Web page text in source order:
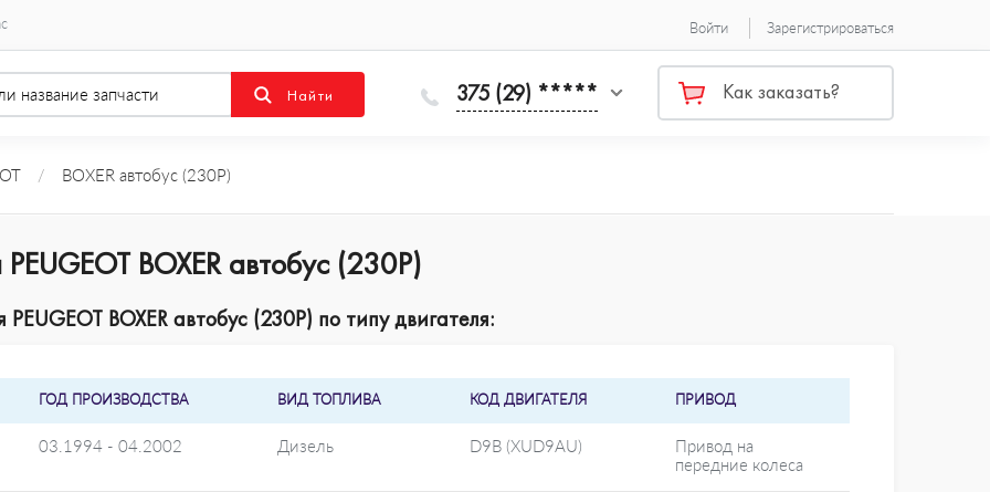
Войти Зарегистрироваться
375 (29) ***** Как заказать?
/ BOXER автобус (230P)
BOXER автобус (230P)
BOXER автобус (230P) по типу двигателя:
ГОД ПРОИЗВОДСТВА ВИД ТОПЛИВА КОД ДВИГАТЕЛЯ ПРИВОД
03.1994 - 04.2002 Дизель D9B (XUD9AU)
Привод на
передние колеса